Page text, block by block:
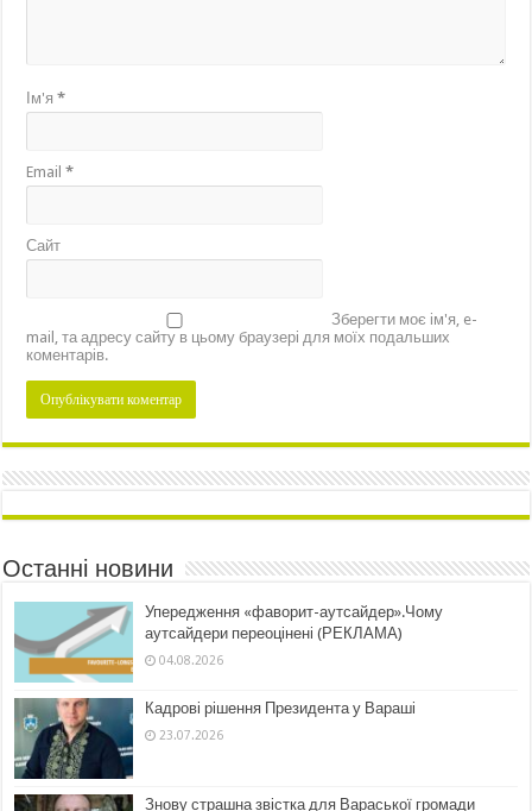
Ім'я*
Email*
Сайт
Зберегти моє ім'я, e-
mail, та адресу сайту в цьому браузері для моїх подальших
коментарів.
Останні новини
Упередження «фаворит-аутсайдер».Чому
аутсайдери переоцінені (РЕКЛАМА)
04.08.2026
Кадрові рішення Президента у Вараші
23.07.2026
Знову страшна звістка для Вараської громади